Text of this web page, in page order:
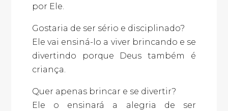
por Ele.
Gostaria de ser sério e disciplinado?
Ele vai ensiná-lo a viver brincando e se
divertindo porque Deus também é
criança.
Quer apenas brincar e se divertir?
Ele o ensinará a alegria de ser